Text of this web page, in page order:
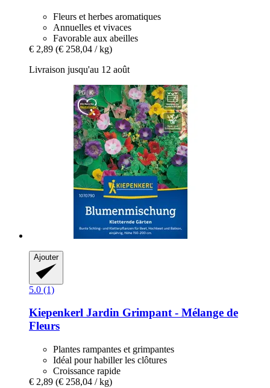
Fleurs et herbes aromatiques
Annuelles et vivaces
Favorable aux abeilles
€ 2,89 (€ 258,04 / kg)
Livraison jusqu'au 12 août
Ajouter
5.0 (1)
Kiepenkerl Jardin Grimpant -​ Mélange de
Fleurs
Plantes rampantes et grimpantes
Idéal pour habiller les clôtures
Croissance rapide
€ 2,89 (€ 258,04 / kg)